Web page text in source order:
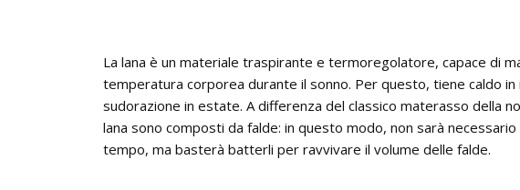
La lana è un materiale traspirante e termoregolatore, capace di
temperatura corporea durante il sonno. Per questo, tiene caldo in
sudorazione in estate. A differenza del classico materasso della
lana sono composti da falde: in questo modo, non sarà
tempo, ma basterà batterli per ravvivare il volume delle falde.